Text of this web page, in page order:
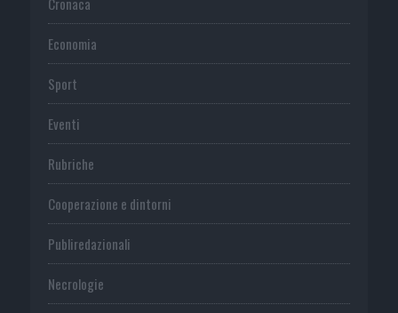
Economia
Sport
Eventi
Rubriche
Cooperazione e dintorni
Publiredazionali
Necrologie